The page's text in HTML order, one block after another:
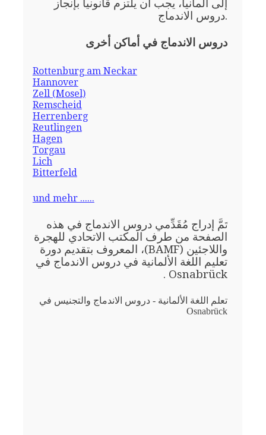
إلى ألمانيا، يجب أن يلتزم قانونيا بإنجاز
دروس الاندماج.
دروس الاندماج في أماكن أخرى
Rottenburg am Neckar
Hannover
Zell (Mosel)
Remscheid
Herrenberg
Reutlingen
Hagen
Torgau
Lich
Bitterfeld
und mehr ......
تَمَّ إدراج مُقَدِّمي دروس الاندماج في هذه
الصفحة من طرف المكتب الاتحادي للهجرة
واللاجئين (BAMF)، المعروف بتقديم دورة
تعليم اللغة الألمانية في دروس الاندماج في
Osnabrück .
تعلم اللغة الألمانية - دروس الاندماج والتجنيس في
Osnabrück